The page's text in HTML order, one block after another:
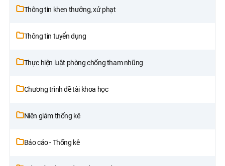
Thông tin khen thưởng, xử phạt
Thông tin tuyển dụng
Thực hiện luật phòng chống tham nhũng
Chương trình đề tài khoa học
Niên giám thống kê
Báo cáo - Thống kê